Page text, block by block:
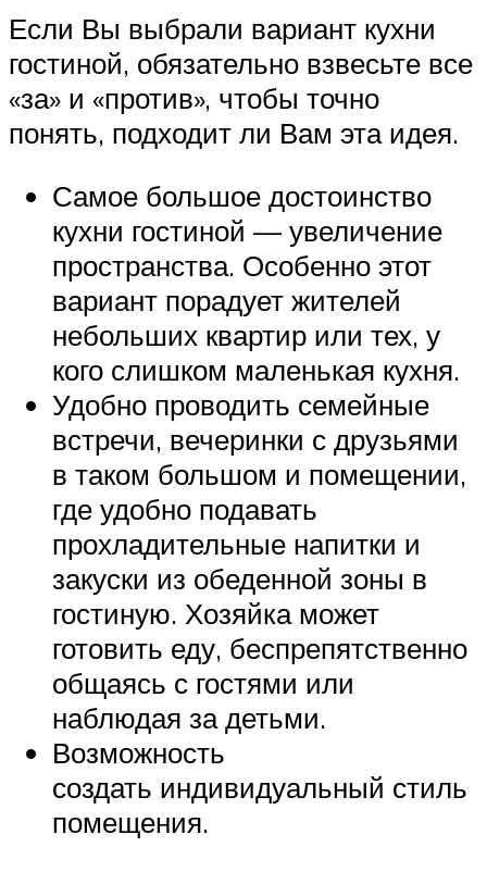
Если Вы выбрали вариант кухни
гостиной, обязательно взвесьте все
«за» и «против», чтобы точно
понять, подходит ли Вам эта идея.
Самое большое достоинство
кухни гостиной — увеличение
пространства. Особенно этот
вариант порадует жителей
небольших квартир или тех, у
кого слишком маленькая кухня.
Удобно проводить семейные
встречи, вечеринки с друзьями
в таком большом и помещении,
где удобно подавать
прохладительные напитки и
закуски из обеденной зоны в
гостиную. Хозяйка может
готовить еду, беспрепятственно
общаясь с гостями или
наблюдая за детьми.
Возможность
создать индивидуальный стиль
помещения.